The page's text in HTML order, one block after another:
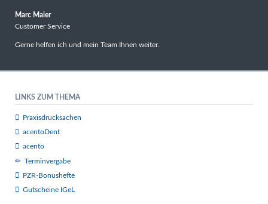
Marc Maier
Customer Service
Gerne helfen ich und mein Team Ihnen weiter.
LINKS ZUM THEMA
Praxisdrucksachen
acentoDent
acento
Terminvergabe
PZR-Bonushefte
Gutscheine IGeL